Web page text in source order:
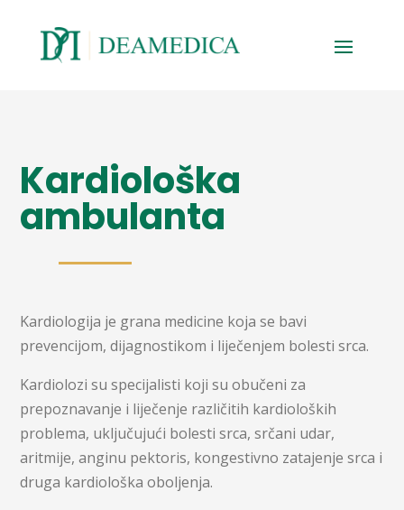
Kardiološka
ambulanta
Kardiologija je grana medicine koja se bavi
prevencijom, dijagnostikom i liječenjem bolesti srca.
Kardiolozi su specijalisti koji su obučeni za
prepoznavanje i liječenje različitih kardioloških
problema, uključujući bolesti srca, srčani udar,
aritmije, anginu pektoris, kongestivno zatajenje srca i
druga kardiološka oboljenja.